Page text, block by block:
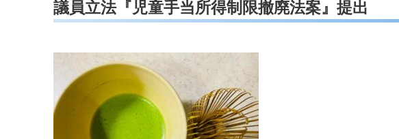
議員立法『児童手当所得制限撤廃法案』提出